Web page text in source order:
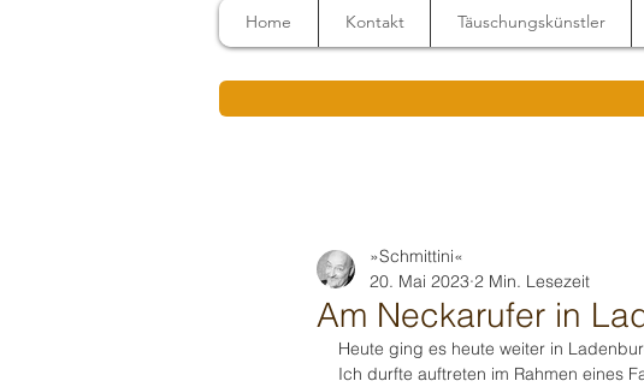
Home Kontakt Täuschungskünstler
Am Neckarufer in
»Schmittini«
20. Mai 2023 2 Min. Lesezeit
Heute ging es heute weiter in
Ich durfte auftreten im Rahmen eines